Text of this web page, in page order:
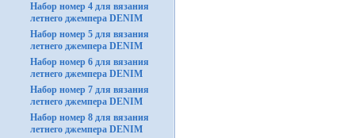
Набор номер 4 для вязания
летнего джемпера DENIM
Набор номер 5 для вязания
летнего джемпера DENIM
Набор номер 6 для вязания
летнего джемпера DENIM
Набор номер 7 для вязания
летнего джемпера DENIM
Набор номер 8 для вязания
летнего джемпера DENIM